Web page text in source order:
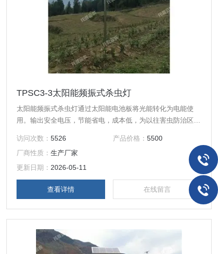
TPSC3-3太阳能频振式杀虫灯
太阳能频振式杀虫灯通过太阳能电池板将光能转化为电能使
用。输出安全电压，节能省电，成本低，为以往害虫防治区域
工具。太阳能杀虫灯在节能环保、降低农药残留、提高产品品
质、减少对环境的污染贡献突出，太阳能杀虫灯可广泛应用于
农业、林业、蔬菜、仓储、茶叶、烟草、园林、大棚、葡萄
园、水产养殖等领域。
访问次数：5526 产品价格： 5500
厂商性质：生产厂家
更新日期： 2026-05-11
查看详情 在线留言